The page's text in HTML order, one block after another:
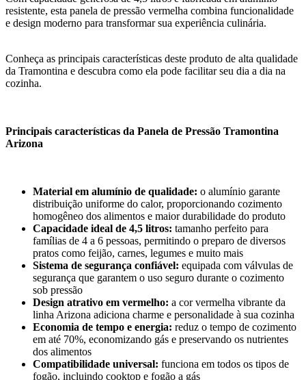
resistente, esta panela de pressão vermelha combina funcionalidade
e design moderno para transformar sua experiência culinária.
Conheça as principais características deste produto de alta qualidade
da Tramontina e descubra como ela pode facilitar seu dia a dia na
cozinha.
Principais características da Panela de Pressão Tramontina
Arizona
Material em alumínio de qualidade: o alumínio garante
distribuição uniforme do calor, proporcionando cozimento
homogêneo dos alimentos e maior durabilidade do produto
Capacidade ideal de 4,5 litros: tamanho perfeito para
famílias de 4 a 6 pessoas, permitindo o preparo de diversos
pratos como feijão, carnes, legumes e muito mais
Sistema de segurança confiável: equipada com válvulas de
segurança que garantem o uso seguro durante o cozimento
sob pressão
Design atrativo em vermelho: a cor vermelha vibrante da
linha Arizona adiciona charme e personalidade à sua cozinha
Economia de tempo e energia: reduz o tempo de cozimento
em até 70%, economizando gás e preservando os nutrientes
dos alimentos
Compatibilidade universal: funciona em todos os tipos de
fogão, incluindo cooktop e fogão a gás